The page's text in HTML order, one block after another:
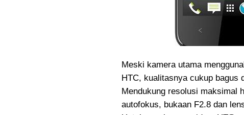
Meski kamera utama
HTC, kualitasnya cukup bagus
Mendukung resolusi maksimal
autofokus, bukaan F2.8 dan